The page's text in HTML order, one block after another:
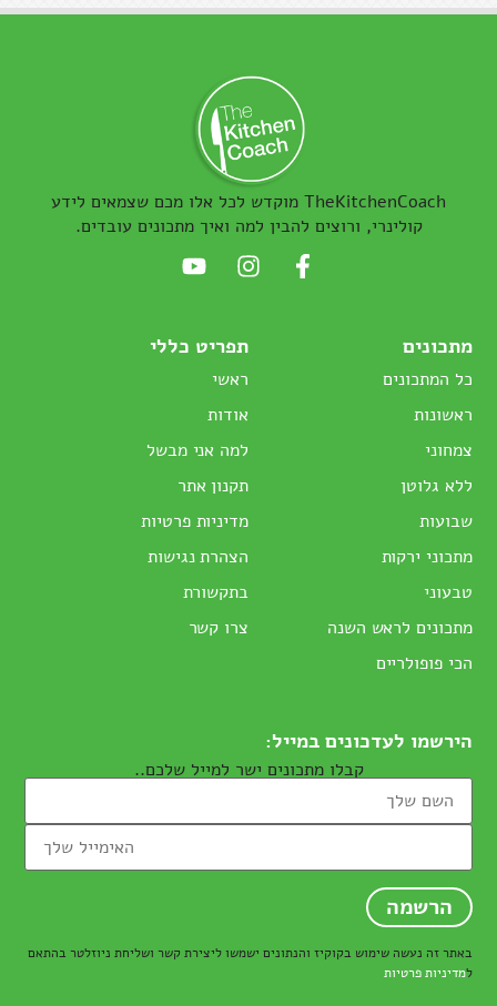
TheKitchenCoach מוקדש לכל אלו מכם שצמאים לידע
קולינרי, ורוצים להבין למה ואיך מתכונים עובדים.
מתכונים
כל המתכונים
ראשונות
צמחוני
ללא גלוטן
שבועות
מתכוני ירקות
טבעוני
מתכונים לראש השנה
הכי פופולריים
תפריט כללי
ראשי
אודות
למה אני מבשל
תקנון אתר
מדיניות פרטיות
הצהרת נגישות
בתקשורת
צרו קשר
הירשמו לעדכונים במייל:
קבלו מתכונים ישר למייל שלכם..
באתר זה נעשה שימוש בקוקיז והנתונים ישמשו ליצירת קשר ושליחת ניוזלטר בהתאם
למדיניות פרטיות